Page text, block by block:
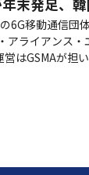
末発足、
6G移動通信団
アライアンス
はGSMAが担
ことが狙い。
ル・コリア」